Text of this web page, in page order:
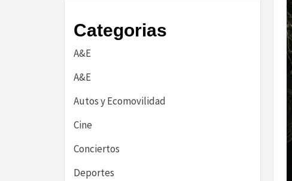
Categorias
A&E
A&E
Autos y Ecomovilidad
Cine
Conciertos
Deportes